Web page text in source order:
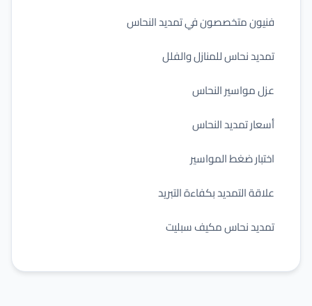
فنيون متخصصون في تمديد النحاس
تمديد نحاس للمنازل والفلل
عزل مواسير النحاس
أسعار تمديد النحاس
اختبار ضغط المواسير
علاقة التمديد بكفاءة التبريد
تمديد نحاس مكيف سبليت